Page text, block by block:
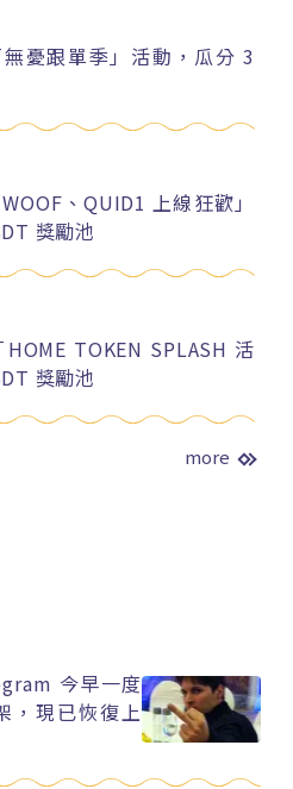
憂跟單季」活動，瓜分 3
、QUID1 上線狂歡」
獎勵池
TOKEN SPLASH 活
獎勵池
more
今早一度
，現已恢復上